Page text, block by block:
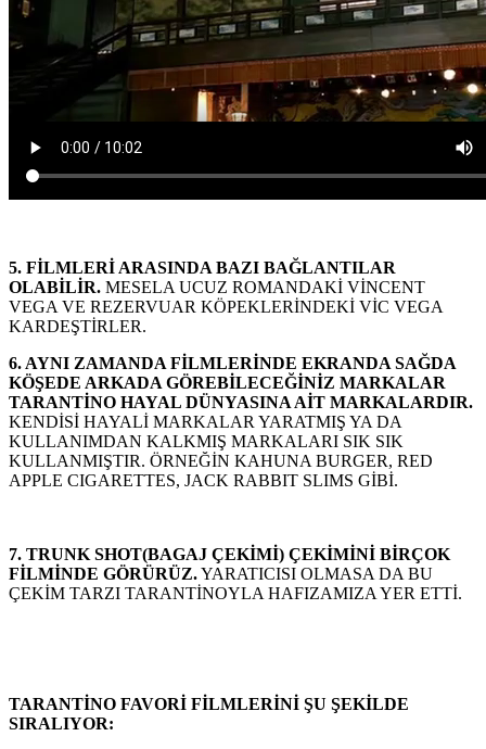
5. FİLMLERİ ARASINDA BAZI BAĞLANTILAR
OLABİLİR. MESELA UCUZ ROMANDAKİ VİNCENT
VEGA VE REZERVUAR KÖPEKLERİNDEKİ VİC VEGA
KARDEŞTİRLER.
6. AYNI ZAMANDA FİLMLERİNDE EKRANDA SAĞDA
KÖŞEDE ARKADA GÖREBİLECEĞİNİZ MARKALAR
TARANTİNO HAYAL DÜNYASINA AİT MARKALARDIR.
KENDİSİ HAYALİ MARKALAR YARATMIŞ YA DA
KULLANIMDAN KALKMIŞ MARKALARI SIK SIK
KULLANMIŞTIR. ÖRNEĞİN KAHUNA BURGER, RED
APPLE CIGARETTES, JACK RABBIT SLIMS GİBİ.
7. TRUNK SHOT(BAGAJ ÇEKİMİ) ÇEKİMİNİ BİRÇOK
FİLMİNDE GÖRÜRÜZ.YARATICISI OLMASA DA BU
ÇEKİM TARZI TARANTİNOYLA HAFIZAMIZA YER ETTİ.
TARANTİNO FAVORİ FİLMLERİNİ ŞU ŞEKİLDE
SIRALIYOR: